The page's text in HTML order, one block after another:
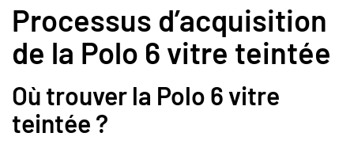
Processus d’acquisition
de la Polo 6 vitre teintée
Où trouver la Polo 6 vitre
teintée ?